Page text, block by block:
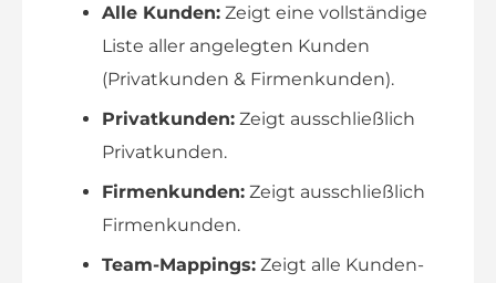
Alle Kunden: Zeigt eine vollständige
Liste aller angelegten Kunden
(Privatkunden & Firmenkunden).
Privatkunden: Zeigt ausschließlich
Privatkunden.
Firmenkunden: Zeigt ausschließlich
Firmenkunden.
Team-Mappings: Zeigt alle Kunden-